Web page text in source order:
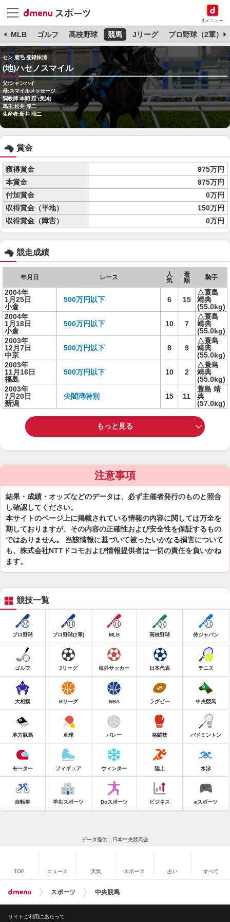
dメニュー
MLB ゴルフ 高校野球 競馬 Jリーグ プロ野球（2軍）
セン 鹿毛 登録抹消
(地)ハセノスマイル
父:シャンハイ
母:スマイルメッセージ
調教師:本間 忍 (美浦)
馬主:松井 淳二
生産者:新井 昭二
賞金
獲得賞金
975万円
本賞金
975万円
付加賞金
0万円
収得賞金（平地）
150万円
収得賞金（障害）
0万円
競走成績
年月日 レース
人
気
着
順
騎手
2004年
1月25日
小倉
500万円以下 6 15
△蓑島
靖典
(55.0kg)
2004年
1月18日
小倉
500万円以下 10 7
△蓑島
靖典
(55.0kg)
2003年
12月7日
中京
500万円以下 8 9
△蓑島
靖典
(55.0kg)
2003年
11月16日
福島
500万円以下 10 2
△蓑島
靖典
(55.0kg)
2003年
7月20日
新潟
尖閣湾特別 15 11
蓑島 靖
典
(57.0kg)
もっと見る
注意事項
結果・成績・オッズなどのデータは、必ず主催者発行のものと照合
し確認してください。
本サイトのページ上に掲載されている情報の内容に関しては万全を
期しておりますが、その内容の正確性および安全性を保証するもの
ではありません。 当該情報に基づいて被ったいかなる損害について
も、株式会社NTTドコモおよび情報提供者は一切の責任を負いかね
ます。
競技一覧
プロ野球 プロ野球(2軍) MLB 高校野球 侍ジャパン
ゴルフ Jリーグ 海外サッカー 日本代表 テニス
大相撲 Bリーグ NBA ラグビー 中央競馬
地方競馬 卓球 バレー 格闘技 バドミントン
モーター フィギュア ウィンター 陸上 水泳
自転車 学生スポーツ Doスポーツ ビジネス eスポーツ
データ提供：日本中央競馬会
TOP ニュース 天気 スポーツ 占い すべて
スポーツ 中央競馬
サイトご利用にあたって